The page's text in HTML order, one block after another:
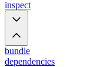
inspect
bundle
dependencies